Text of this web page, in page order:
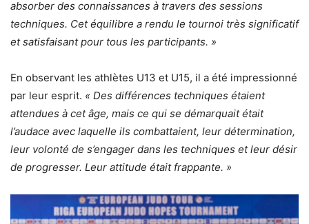
absorber des connaissances à travers des sessions
techniques. Cet équilibre a rendu le tournoi très significatif
et satisfaisant pour tous les participants. »
En observant les athlètes U13 et U15, il a été impressionné
par leur esprit. « Des différences techniques étaient
attendues à cet âge, mais ce qui se démarquait était
l’audace avec laquelle ils combattaient, leur détermination,
leur volonté de s’engager dans les techniques et leur désir
de progresser. Leur attitude était frappante. »